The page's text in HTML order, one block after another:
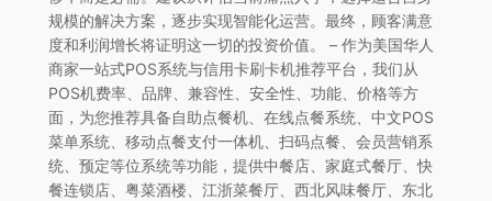
规模的解决方案，逐步实现智能化运营。最终，顾客满意
度和利润增长将证明这一切的投资价值。 – 作为美国华人
商家一站式POS系统与信用卡刷卡机推荐平台，我们从
POS机费率、品牌、兼容性、安全性、功能、价格等方
面，为您推荐具备自助点餐机、在线点餐系统、中文POS
菜单系统、移动点餐支付一体机、扫码点餐、会员营销系
统、预定等位系统等功能，提供中餐店、家庭式餐厅、快
餐连锁店、粤菜酒楼、江浙菜餐厅、西北风味餐厅、东北